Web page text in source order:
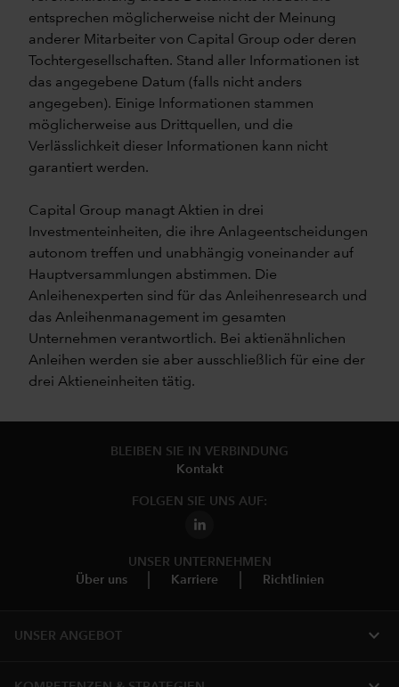
entsprechen möglicherweise nicht der Meinung
anderer Mitarbeiter von Capital Group oder deren
Tochtergesellschaften. Stand aller Informationen ist
das angegebene Datum (falls nicht anders
angegeben). Einige Informationen stammen
möglicherweise aus Drittquellen, und die
Verlässlichkeit dieser Informationen kann nicht
garantiert werden.
Capital Group managt Aktien in drei
Investmenteinheiten, die ihre Anlageentscheidungen
autonom treffen und unabhängig voneinander auf
Hauptversammlungen abstimmen. Die
Anleihenexperten sind für das Anleihenresearch und
das Anleihenmanagement im gesamten
Unternehmen verantwortlich. Bei aktienähnlichen
Anleihen werden sie aber ausschließlich für eine der
drei Aktieneinheiten tätig.
BLEIBEN SIE IN VERBINDUNG
Kontakt
FOLGEN SIE UNS AUF:
UNSER UNTERNEHMEN
Über uns
Karriere Richtlinien
UNSER ANGEBOT expand_more